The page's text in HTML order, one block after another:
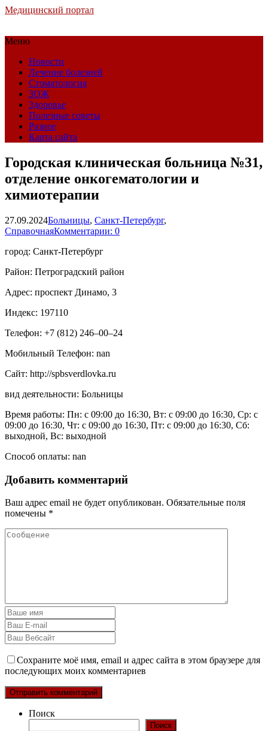
Медицинский портал
Меню
Новости
Лечение болезней
Стоматология
ЗОЖ
Здоровье
Полезные советы
Разное
Карта сайта
Городская клиническая больница №31,
отделение онкогематологии и
химиотерапии
27.09.2024Больницы, Санкт-Петербург,
СправочнаяКомментарии: 0
город: Санкт-Петербург
Район: Петроградский район
Адрес: проспект Динамо, 3
Индекс: 197110
Телефон: +7 (812) 246‒00‒24
Мобильный Телефон: nan
Сайт: http://spbsverdlovka.ru
вид деятельности: Больницы
Время работы: Пн: с 09:00 до 16:30, Вт: с 09:00 до 16:30, Ср: с
09:00 до 16:30, Чт: с 09:00 до 16:30, Пт: с 09:00 до 16:30, Сб:
выходной, Вс: выходной
Способ оплаты: nan
Добавить комментарий
Ваш адрес email не будет опубликован. Обязательные поля
помечены *
Сохраните моё имя, email и адрес сайта в этом браузере для
последующих моих комментариев
Поиск
Поиск